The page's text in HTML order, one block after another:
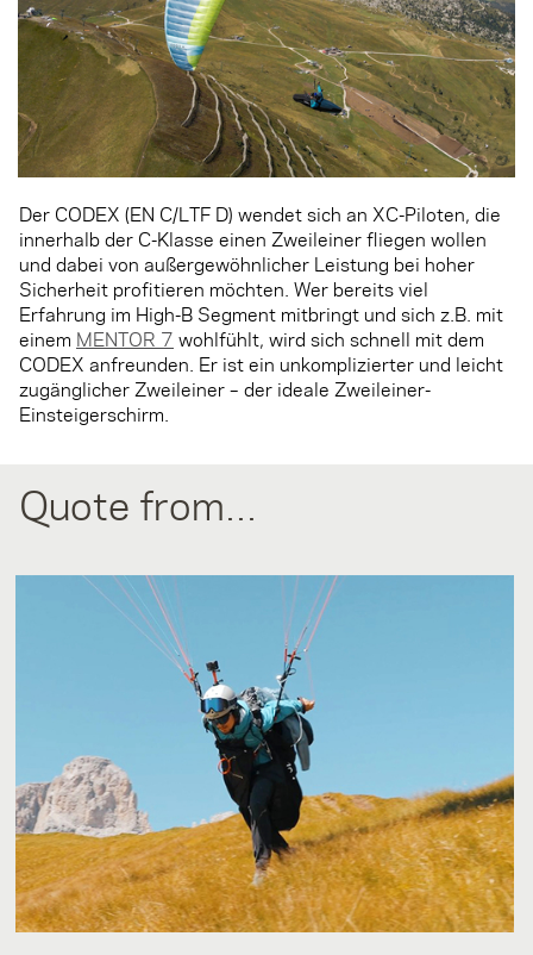
Der CODEX (EN C/LTF D) wendet sich an XC-Piloten, die
innerhalb der C-Klasse einen Zweileiner fliegen wollen
und dabei von außergewöhnlicher Leistung bei hoher
Sicherheit profitieren möchten. Wer bereits viel
Erfahrung im High-B Segment mitbringt und sich z.B. mit
einem MENTOR 7 wohlfühlt, wird sich schnell mit dem
CODEX anfreunden. Er ist ein unkomplizierter und leicht
zugänglicher Zweileiner – der ideale Zweileiner-
Einsteigerschirm.
Quote from...